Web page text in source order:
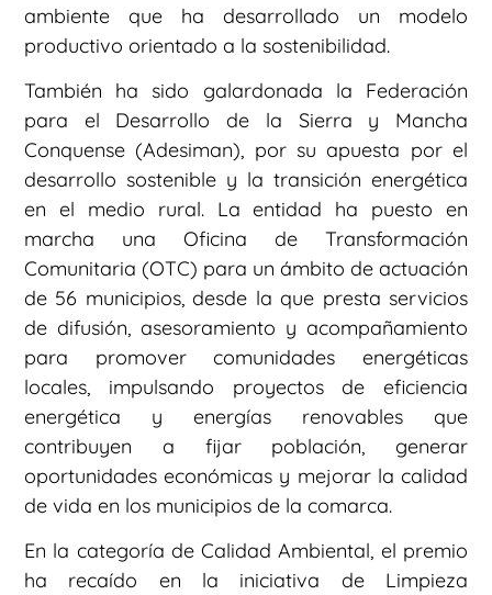
ambiente que ha desarrollado un modelo
productivo orientado a la sostenibilidad.
También ha sido galardonada la Federación
para el Desarrollo de la Sierra y Mancha
Conquense (Adesiman), por su apuesta por el
desarrollo sostenible y la transición energética
en el medio rural. La entidad ha puesto en
marcha una Oficina de Transformación
Comunitaria (OTC) para un ámbito de actuación
de 56 municipios, desde la que presta servicios
de difusión, asesoramiento y acompañamiento
para promover comunidades energéticas
locales, impulsando proyectos de eficiencia
energética y energías renovables que
contribuyen a fijar población, generar
oportunidades económicas y mejorar la calidad
de vida en los municipios de la comarca.
En la categoría de Calidad Ambiental, el premio
ha recaído en la iniciativa de Limpieza